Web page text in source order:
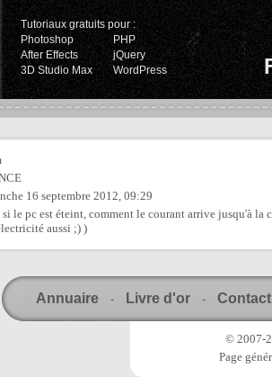
Tutoriaux gratuits pour :
Photoshop
PHP
After Effects
jQuery
3D Studio Max
WordPress
16 septembre 2012, 09:29
le pc est éteint, comment le courant arrive jusqu'à la
aussi ;) )
Annuaire - Livre d'or - Contact
© 2007-
Page